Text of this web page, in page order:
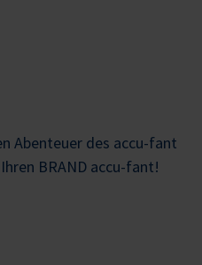
Abenteuer des accu-fant
BRAND accu-fant!